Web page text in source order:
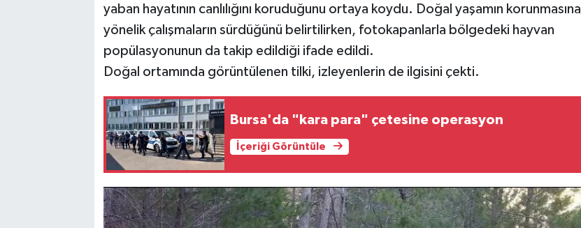
yaban hayatının canlılığını koruduğunu ortaya koydu. Doğal yaşamın korunmasına
yönelik çalışmaların sürdüğünü belirtilirken, fotokapanlarla bölgedeki hayvan
popülasyonunun da takip edildiği ifade edildi.
Doğal ortamında görüntülenen tilki, izleyenlerin de ilgisini çekti.
Bursa'da "kara para" çetesine operasyon
İçeriği Görüntüle